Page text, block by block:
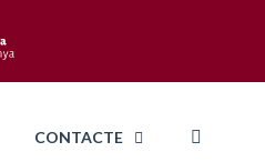
CONTACTE